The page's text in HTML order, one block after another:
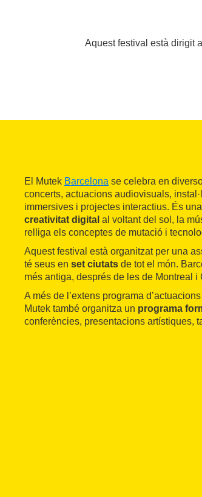
Aquest festival està dirigit
El Mutek Barcelona se celebra en
concerts, actuacions audiovisuals,
immersives i projectes interactius. És
creativitat digital al voltant del sol, la
relliga els conceptes de mutació i
Aquest festival està organitzat per una
té seus en set ciutats de tot el món.
més antiga, després de les de Montreal i
A més de l’extens programa
Mutek també organitza un programa
conferències, presentacions artístiques,